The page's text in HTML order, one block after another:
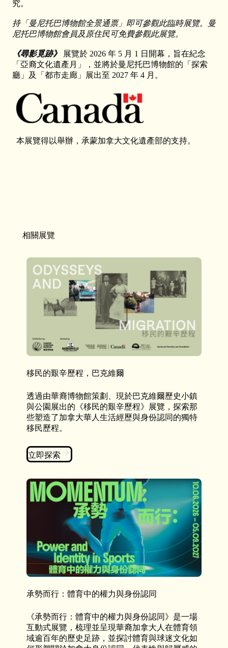
究。
持「曼尼托巴博物館全景通票」即可參觀此臨時展覽。曼
尼托巴博物館會員及原住民可免費參觀此展覽。
《尋影覓跡》
展覽於 2026 年 5 月 1 日開幕，旨在紀念
「亞裔文化遺產月」，並將於曼尼托巴博物館的「探索
廳」及「都市走廊」展出至 2027 年 4 月。
本展覽得以舉辦，承蒙加拿大文化遺產部的支持。
相關展覽
移民的艱辛歷程，巴克維爾
透過由華裔博物館策劃、現於巴克維爾歷史小鎮
與公園展出的《移民的艱辛歷程》展覽，探索那
些塑造了加拿大華人生活經歷與身份認同的獨特
移民歷程。
立即探索
承勢而行：體育中的權力與身份認同
《承勢而行：體育中的權力與身份認同》是一場
互動式展覽，梳理並呈現華裔加拿大人在體育領
域逾百年的歷史足跡，並探討體育與球迷文化如